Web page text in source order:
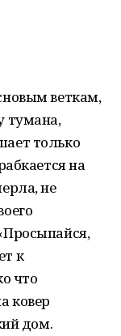
веткам,
тумана,
только
на
не
к
что
ковер
дом.